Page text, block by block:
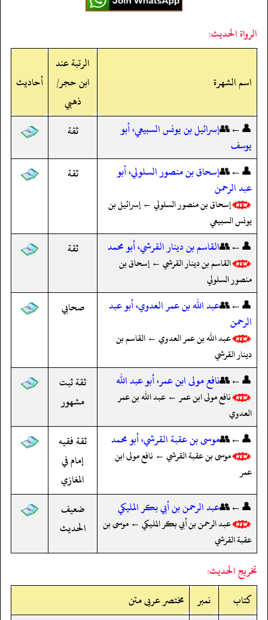
الرواة الحديث:
اسم الشهرة
الرتبة عند
ابن حجر/
ذهبي
أحاديث
👤←👥إسرائيل بن يونس السبيعي، أبو
يوسف
ثقة
👤←👥إسحاق بن منصور السلولي، أبو
عبد الرحمن
إسحاق بن منصور السلولي ← إسرائيل بن
يونس السبيعي
ثقة
👤←👥القاسم بن دينار القرشي، أبو محمد
القاسم بن دينار القرشي ← إسحاق بن
منصور السلولي
ثقة
👤←👥عبد الله بن عمر العدوي، أبو عبد
الرحمن
عبد الله بن عمر العدوي ← القاسم بن
دينار القرشي
صحابي
👤←👥نافع مولى ابن عمر، أبو عبد الله
نافع مولى ابن عمر ← عبد الله بن عمر
العدوي
ثقة ثبت
مشهور
👤←👥موسى بن عقبة القرشي، أبو محمد
موسى بن عقبة القرشي ← نافع مولى ابن
عمر
ثقة فقيه
إمام في
المغازي
👤←👥عبد الرحمن بن أبي بكر المليكي
عبد الرحمن بن أبي بكر المليكي ← موسى بن
عقبة القرشي
ضعيف
الحديث
تخريج الحديث:
کتاب
نمبر
مختصر عربی متن